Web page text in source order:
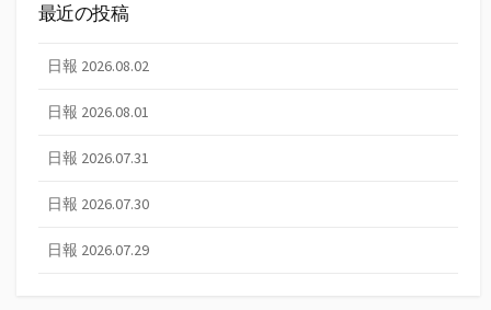
最近の投稿
日報 2026.08.02
日報 2026.08.01
日報 2026.07.31
日報 2026.07.30
日報 2026.07.29